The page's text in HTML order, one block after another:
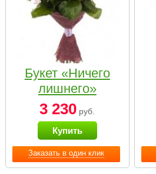
Заказать в один клик
Букет «Ничего
лишнего»
3 230 руб.
Купить